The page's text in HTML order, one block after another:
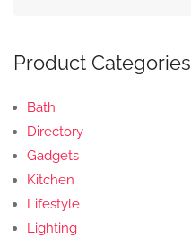
Product Categories
Bath
Directory
Gadgets
Kitchen
Lifestyle
Lighting